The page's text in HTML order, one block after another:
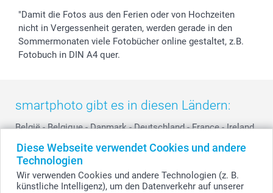
Diese Webseite verwendet Cookies und andere
Technologien
Wir verwenden Cookies und andere Technologien (z. B.
künstliche Intelligenz), um den Datenverkehr auf unserer
"Damit die Fotos aus den Ferien oder von Hochzeiten
nicht in Vergessenheit geraten, werden gerade in den
Sommermonaten viele Fotobücher online gestaltet, z.B.
Fotobuch in DIN A4 quer.
smartphoto gibt es in diesen Ländern:
België - Belgique - Danmark - Deutschland - France - Ireland
- Nederland - Norge - Österreich - Schweiz Suisse -
Switzerland - Suomi
Other Countries